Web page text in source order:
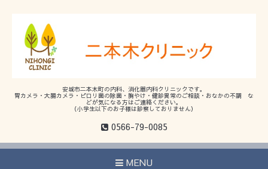
安城市二本木町の内科、消化器内科クリニックです。
胃カメラ・大腸カメラ・ピロリ菌の除菌・胸やけ・健診異常のご相談・おなかの不調 な
どが気になる方はご連絡ください。
（小学生以下のお子様は診察しておりません）
0566-79-0085
MENU